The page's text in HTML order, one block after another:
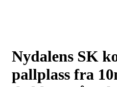
Nydalens SK
pallplass fra